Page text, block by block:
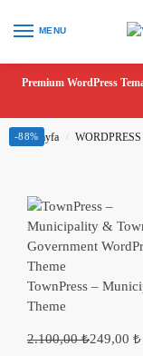
MENU
Premium WordPress
Ana Sayfa /
TownPress –
Theme
2.100,00₺249,00 ₺
-88%